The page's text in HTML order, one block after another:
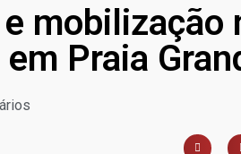
mobilização
Praia